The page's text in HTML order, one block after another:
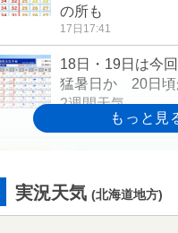
の所も
17日17:41
18日・19日は今
猛暑日か 20日
2週間天気
上の酷暑日も
17日14:43
実況天気 (北海道地方)